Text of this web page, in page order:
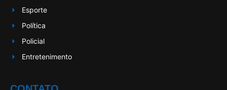
Esporte
Política
Policial
Entretenimento